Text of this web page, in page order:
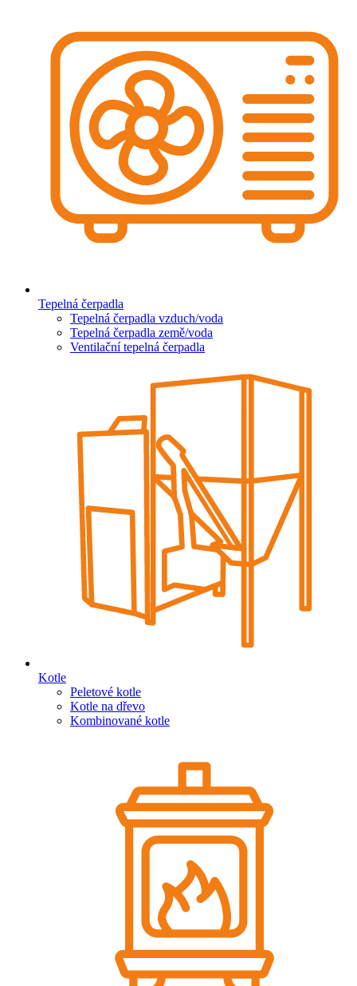
Tepelná čerpadla
Tepelná čerpadla vzduch/voda
Tepelná čerpadla země/voda
Ventilační tepelná čerpadla
Kotle
Peletové kotle
Kotle na dřevo
Kombinované kotle